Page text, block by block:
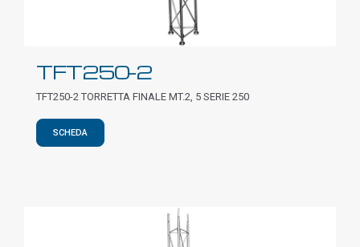
TFT250-2
TFT250-2 TORRETTA FINALE MT.2, 5 SERIE 250
SCHEDA